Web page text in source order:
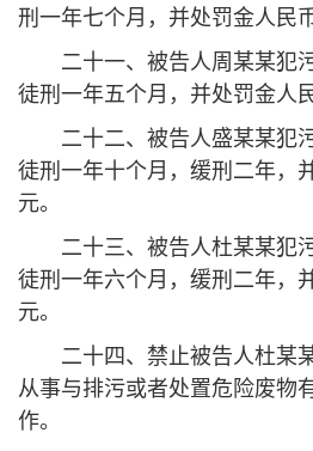
刑一年七个月，并处罚金人民
二十一、被告人周某某犯
徒刑一年五个月，并处罚金人
二十二、被告人盛某某犯
徒刑一年十个月，缓刑二年，
元。
二十三、被告人杜某某犯
徒刑一年六个月，缓刑二年，
元。
二十四、禁止被告人杜某
从事与排污或者处置危险废物
作。